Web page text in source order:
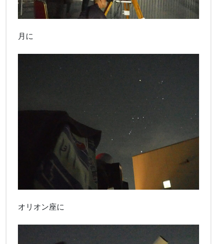
月に
オリオン座に